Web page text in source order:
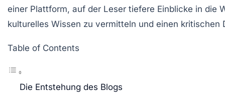
einer Plattform, auf der Leser tiefere Einblicke in die
kulturelles Wissen zu vermitteln und einen kritischen
Table of Contents
Die Entstehung des Blogs